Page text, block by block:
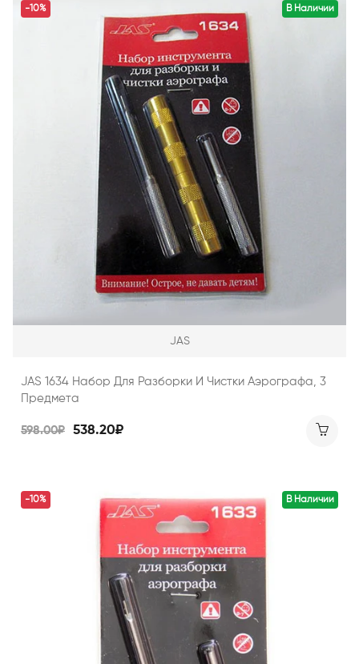
В Наличии
-10%
JAS
JAS 1634 Набор Для Разборки И Чистки Аэрографа, 3
Предмета
598.00₽ 538.20₽
В Наличии
-10%